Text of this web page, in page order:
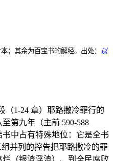
；其余为百宝书的解经。出处：
以
（1-24 章）耶路撒冷罪行的
第九年（主前 590-588
中占有特殊地位：它是全书
并列的控告把耶路撒冷的罪
（银渣浮渣）、到全民腐败